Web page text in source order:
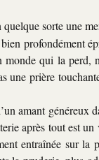
quelque sorte une
profondément
qui la perd,
une prière
amant
après tout est
entraînée sur